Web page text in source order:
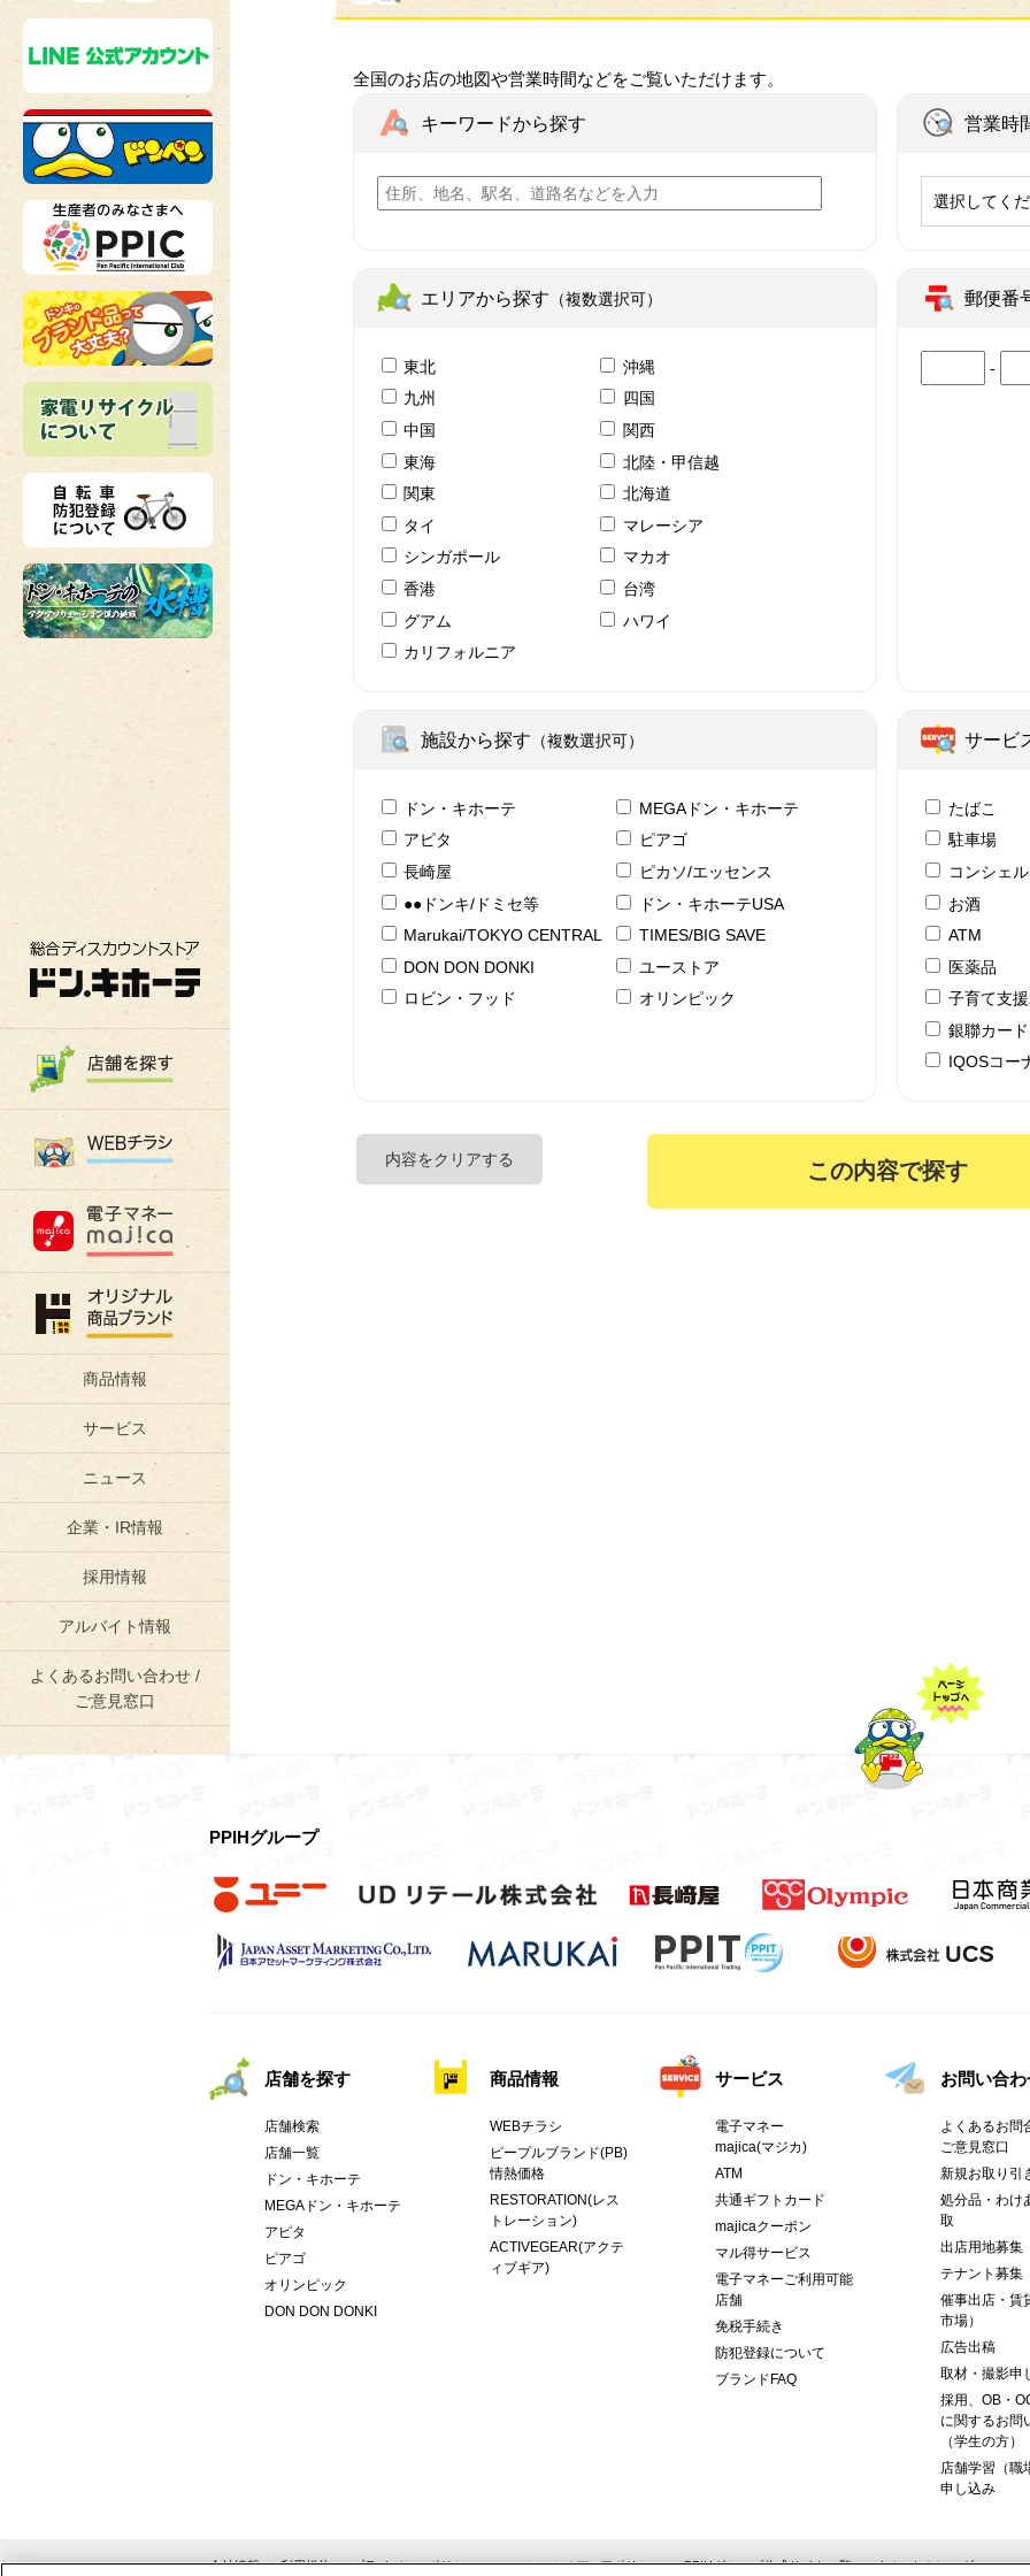
総合ディスカウントストア ドン・キホーテ
商品情報
サービス
ニュース
企業・IR情報
採用情報
アルバイト情報
よくあるお問い合わせ /
ご意見窓口
全国のお店の地図や営業時間などをご覧いただけます。
キーワードから探す 営業時
選択してく
エリアから探す （複数選択可）
東北
沖縄
九州
四国
中国
関西
東海
北陸・甲信越
関東
北海道
タイ
マレーシア
シンガポール
マカオ
香港
台湾
グアム
ハワイ
カリフォルニア
郵便番
-
施設から探す （複数選択可）
ドン・キホーテ
MEGAドン・キホーテ
アピタ
ピアゴ
長崎屋
ピカソ/エッセンス
●●ドンキ/ドミセ等
ドン・キホーテUSA
Marukai/TOKYO CENTRAL
TIMES/BIG SAVE
DON DON DONKI
ユーストア
ロビン・フッド
オリンピック
サービ
たばこ
駐車場
コンシェ
お酒
ATM
医薬品
子育て支
銀聯カード
IQOSコー
PPIHグループ
店舗を探す
店舗検索
店舗一覧
ドン・キホーテ
MEGAドン・キホーテ
アピタ
ピアゴ
オリンピック
DON DON DONKI
商品情報
WEBチラシ
ピープルブランド(PB)
情熱価格
RESTORATION(レス
トレーション)
ACTIVEGEAR(アクテ
ィブギア)
サービス
電子マネー
majica(マジカ)
ATM
共通ギフトカード
majicaクーポン
マル得サービス
電子マネーご利用可能
店舗
免税手続き
防犯登録について
ブランドFAQ
お問い合わ
よくあるお問
ご意見窓口
新規お取り引
処分品・わけ
取
出店用地募集
テナント募集
催事出店・賃
市場）
広告出稿
取材・撮影申
採用、OB・
に関するお問
（学生の方）
店舗学習（職
申し込み
会社情報 利用規約 プライバシーポリシー ソーシャルメディアポリシー PPIHグループ公式サイト一覧 イベントカレンダー